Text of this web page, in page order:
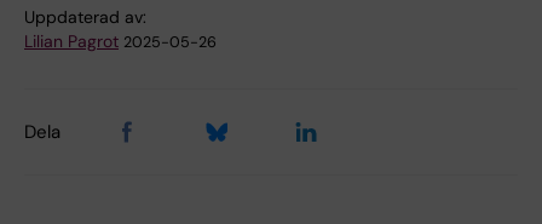
Uppdaterad av:
Lilian Pagrot 2025-05-26
Dela